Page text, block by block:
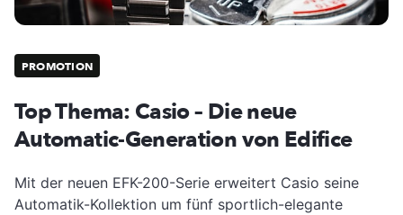
PROMOTION
Top Thema: Casio – Die neue
Automatic-Generation von Edifice
Mit der neuen EFK-200-Serie erweitert Casio seine
Automatik-Kollektion um fünf sportlich-elegante